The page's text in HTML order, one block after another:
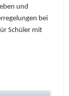
und
bei
Schüler mit